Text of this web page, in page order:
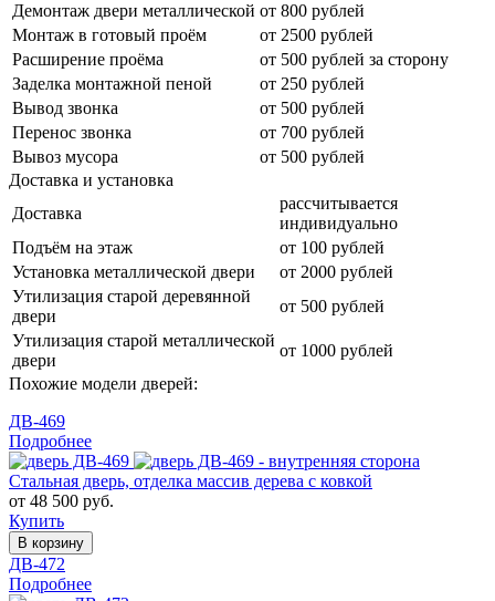
Демонтаж двери металлической от 800 рублей
Монтаж в готовый проём
от 2500 рублей
Расширение проёма
от 500 рублей за сторону
Заделка монтажной пеной
от 250 рублей
Вывод звонка
от 500 рублей
Перенос звонка
от 700 рублей
Вывоз мусора
от 500 рублей
Доставка и установка
Доставка
рассчитывается
индивидуально
Подъём на этаж
от 100 рублей
Установка металлической двери
от 2000 рублей
Утилизация старой деревянной
двери
от 500 рублей
Утилизация старой металлической
двери
от 1000 рублей
Похожие модели дверей:
ДВ-469
Подробнее
Стальная дверь, отделка массив дерева с ковкой
от 48 500 руб.
Купить
В корзину
ДВ-472
Подробнее